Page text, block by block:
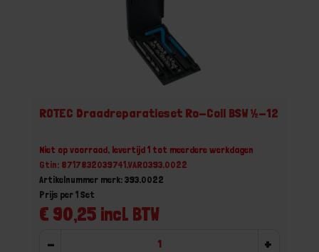
ROTEC Draadreparatieset Ro-Coil BSW ½-12
Niet op voorraad, levertijd 1 tot meerdere werkdagen
Gtin: 8717832039741,VARO393.0022
Artikelnummer merk: 393.0022
€ 90,25 incl. BTW
Prijs per 1 Set
- +